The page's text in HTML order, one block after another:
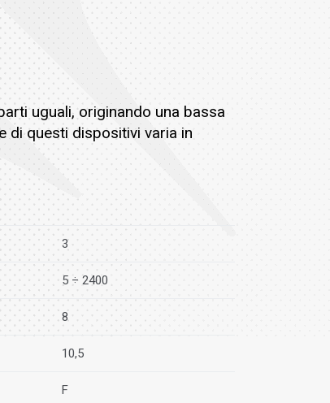
uguali, originando una bassa
di questi dispositivi varia in
3
5 ÷ 2400
8
10,5
F